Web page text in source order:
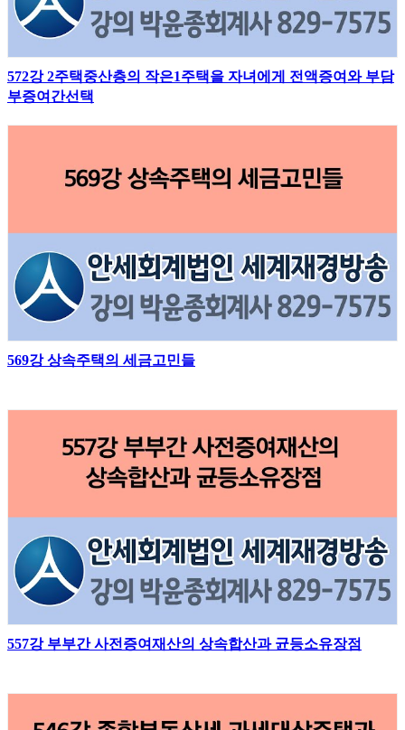
572강 2주택중산층의 작은1주택을 자녀에게 전액증여와 부담
부증여간선택
569강 상속주택의 세금고민들
557강 부부간 사전증여재산의 상속합산과 균등소유장점